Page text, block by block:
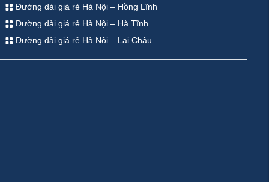
Đường dài giá rẻ Hà Nội – Hồng Lĩnh
Đường dài giá rẻ Hà Nội – Hà Tĩnh
Đường dài giá rẻ Hà Nội – Lai Châu